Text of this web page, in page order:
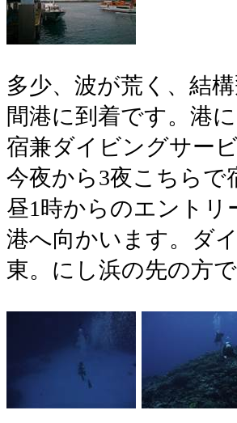
多少、波が荒く、結
間港に到着です。港
宿兼ダイビングサー
今夜から3夜こちらで
昼1時からのエント
港へ向かいます。ダ
東。にし浜の先の方で